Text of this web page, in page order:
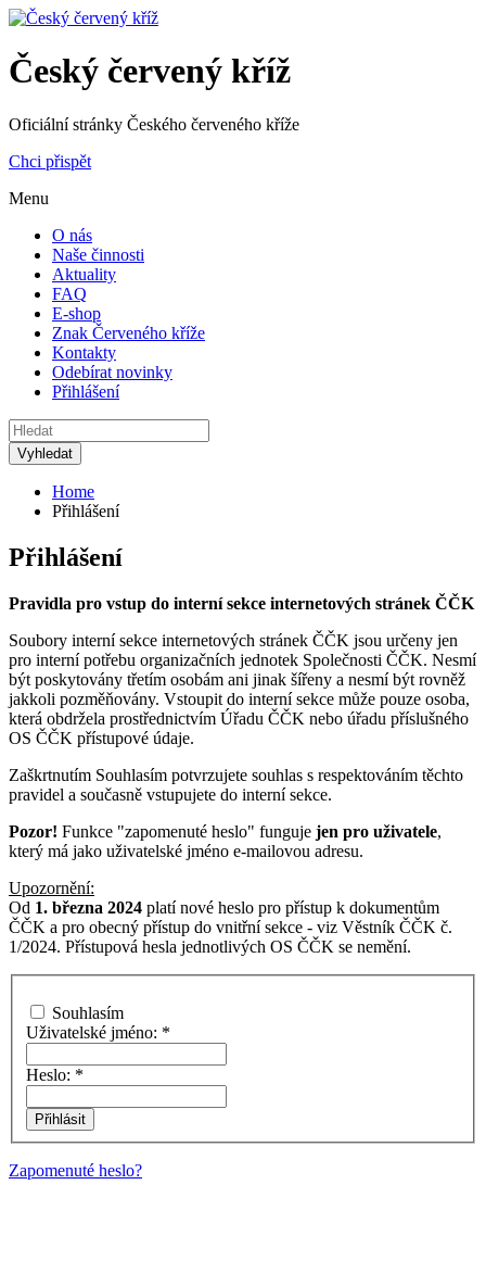
Český červený kříž
Oficiální stránky Českého červeného kříže
Chci přispět
Menu
O nás
Naše činnosti
Aktuality
FAQ
E-shop
Znak Červeného kříže
Kontakty
Odebírat novinky
Přihlášení
Home
Přihlášení
Přihlášení
Pravidla pro vstup do interní sekce internetových stránek ČČK
Soubory interní sekce internetových stránek ČČK jsou určeny jen
pro interní potřebu organizačních jednotek Společnosti ČČK. Nesmí
být poskytovány třetím osobám ani jinak šířeny a nesmí být rovněž
jakkoli pozměňovány. Vstoupit do interní sekce může pouze osoba,
která obdržela prostřednictvím Úřadu ČČK nebo úřadu příslušného
OS ČČK přístupové údaje.
Zaškrtnutím Souhlasím potvrzujete souhlas s respektováním těchto
pravidel a současně vstupujete do interní sekce.
Pozor! Funkce "zapomenuté heslo" funguje jen pro uživatele,
který má jako uživatelské jméno e-mailovou adresu.
Upozornění:
Od 1. března 2024 platí nové heslo pro přístup k dokumentům
ČČK a pro obecný přístup do vnitřní sekce - viz Věstník ČČK č.
1/2024. Přístupová hesla jednotlivých OS ČČK se nemění.
Souhlasím
Uživatelské jméno: *
Heslo: *
Zapomenuté heslo?